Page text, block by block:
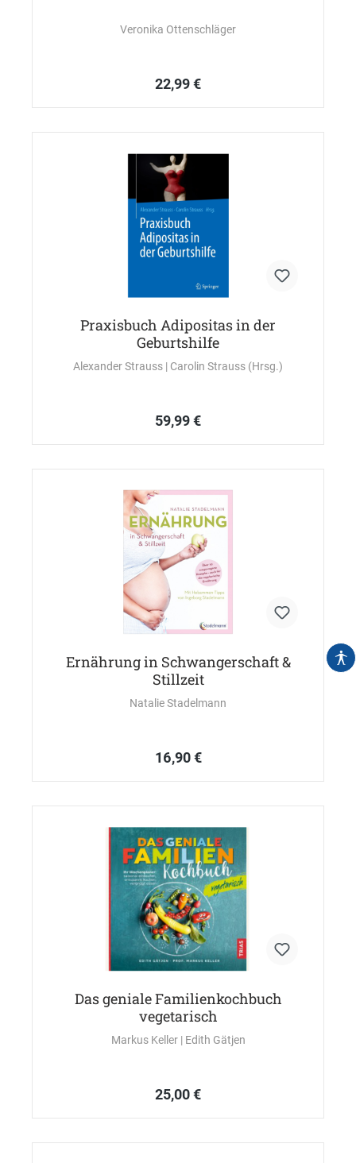
Veronika Ottenschläger
22,99 €
Praxisbuch Adipositas in der
Geburtshilfe
Alexander Strauss | Carolin Strauss (Hrsg.)
59,99 €
Ernährung in Schwangerschaft &
Stillzeit
Natalie Stadelmann
16,90 €
Das geniale Familienkochbuch
vegetarisch
Markus Keller | Edith Gätjen
25,00 €